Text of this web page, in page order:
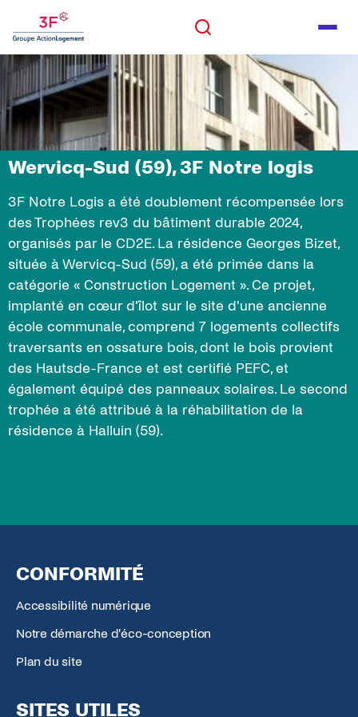
Panneau de gestion des cookies
Rechercher Menu
Rechercher
Wervicq-Sud (59), 3F Notre logis
3F Notre Logis a été doublement récompensée lors
des Trophées rev3 du bâtiment durable 2024,
organisés par le CD2E. La résidence Georges Bizet,
située à Wervicq-Sud (59), a été primée dans la
catégorie « Construction Logement ». Ce projet,
implanté en cœur d'îlot sur le site d'une ancienne
école communale, comprend 7 logements collectifs
traversants en ossature bois, dont le bois provient
des Hautsde-France et est certifié PEFC, et
également équipé des panneaux solaires. Le second
trophée a été attribué à la réhabilitation de la
résidence à Halluin (59).
CONFORMITÉ
Accessibilité numérique
Notre démarche d'éco-conception
Plan du site
SITES UTILES